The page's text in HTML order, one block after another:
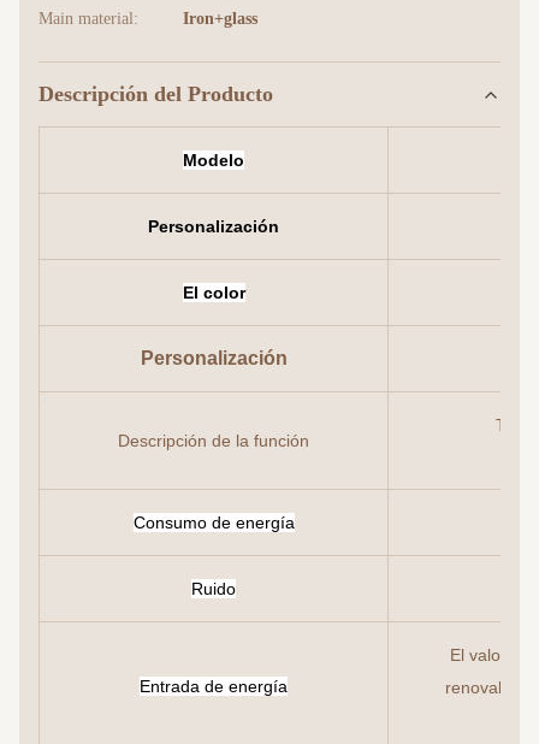
Main material: Iron+glass
Descripción del Producto
Modelo
Personalización
El color
Personalización
Descripción de la función
Te a
Consumo de energía
Ruido
Entrada de energía
El valor de
renovable